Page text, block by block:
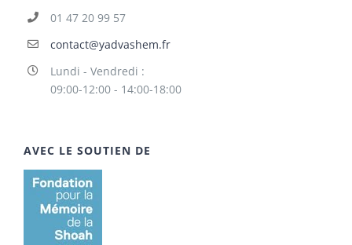
01 47 20 99 57
contact@yadvashem.fr
Lundi - Vendredi :
09:00-12:00 - 14:00-18:00
AVEC LE SOUTIEN DE